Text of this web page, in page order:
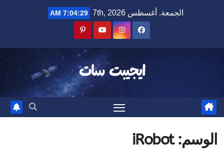
الجمعة. أغسطس 7th, 2026 7:04:29 AM
ايجيبت سات
الوسم:iRobot